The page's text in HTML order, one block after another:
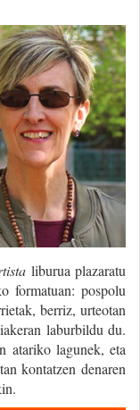
liburua plazaratu
formatuan: pospolu
berriz, urteotan
laburbildu du.
atariko lagunek, eta
kontatzen denaren